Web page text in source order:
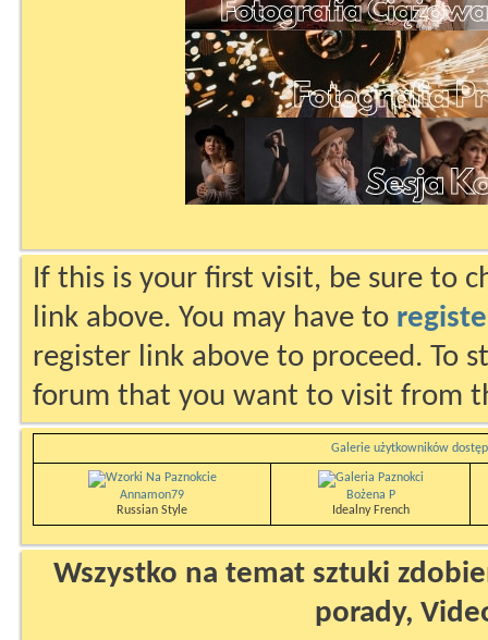
If this is your first visit, be sure to
link above. You may have to
register link above to proceed. To
forum that you want to visit from
Galerie użytkowników
Annamon79
Russian Style
Bożena P
Idealny French
Wszystko na temat sztuki
porady,